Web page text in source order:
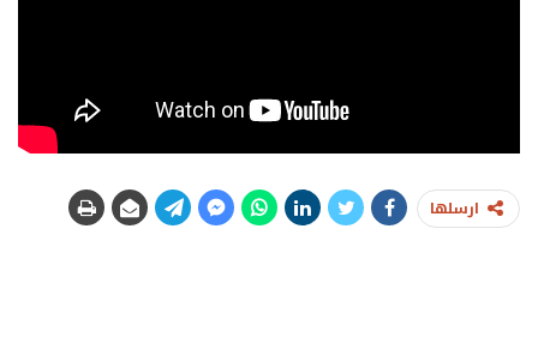
ارسلها